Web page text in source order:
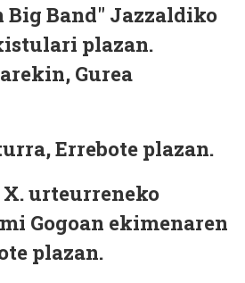
Big Band" Jazzaldiko
plazan.
Gurea
Errebote plazan.
urteurreneko
Gogoan ekimenaren
plazan.